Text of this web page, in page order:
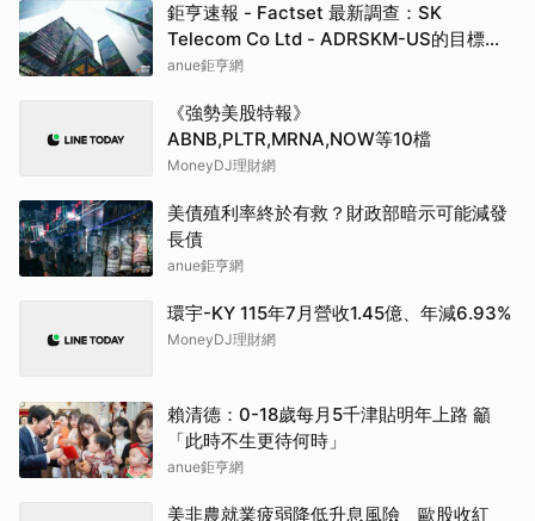
鉅亨速報 - Factset 最新調查：SK
Telecom Co Ltd - ADRSKM-US的目標價
調升至42.64元，幅度約3.73%
anue鉅亨網
《強勢美股特報》
ABNB,PLTR,MRNA,NOW等10檔
MoneyDJ理財網
美債殖利率終於有救？財政部暗示可能減發
長債
anue鉅亨網
環宇-KY 115年7月營收1.45億、年減6.93%
MoneyDJ理財網
賴清德：0-18歲每月5千津貼明年上路 籲
「此時不生更待何時」
anue鉅亨網
美非農就業疲弱降低升息風險 歐股收紅